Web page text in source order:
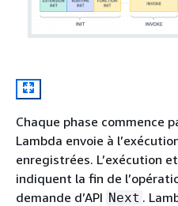
Chaque phase commence
Lambda envoie à
enregistrées. L’exécution
indiquent la fin de
demande d’API Next .